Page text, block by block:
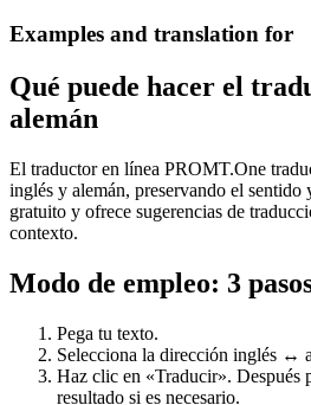
Examples and translation for
Qué puede hacer el
alemán
El traductor en línea PROMT.One
inglés y alemán, preservando el sentido
gratuito y ofrece sugerencias de
contexto.
Modo de empleo: 3
Pega tu texto.
Selecciona la dirección inglés ↔
Haz clic en «Traducir». Después
resultado si es necesario.